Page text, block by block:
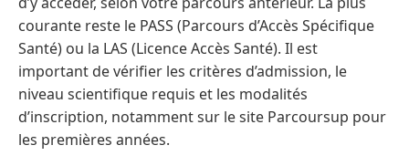
courante reste le PASS (Parcours d’Accès Spécifique
Santé) ou la LAS (Licence Accès Santé). Il est
important de vérifier les critères d’admission, le
niveau scientifique requis et les modalités
d’inscription, notamment sur le site Parcoursup pour
les premières années.